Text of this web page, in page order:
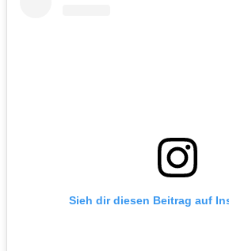
Sieh dir diesen Beitrag auf